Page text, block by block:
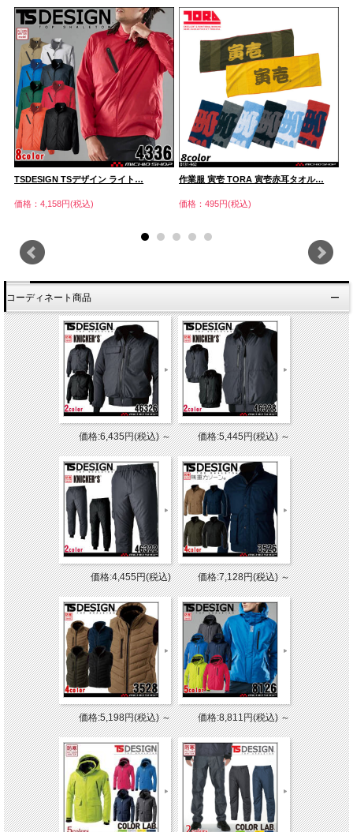
TSDESIGN TSデザイン ライト…
価格：4,158円(税込)
作業服 寅壱 TORA 寅壱赤耳タオル…
価格：495円(税込)
コーディネート商品
価格:6,435円(税込)～ 価格:5,445円(税込)～
価格:4,455円(税込) 価格:7,128円(税込)～
価格:5,198円(税込)～ 価格:8,811円(税込)～